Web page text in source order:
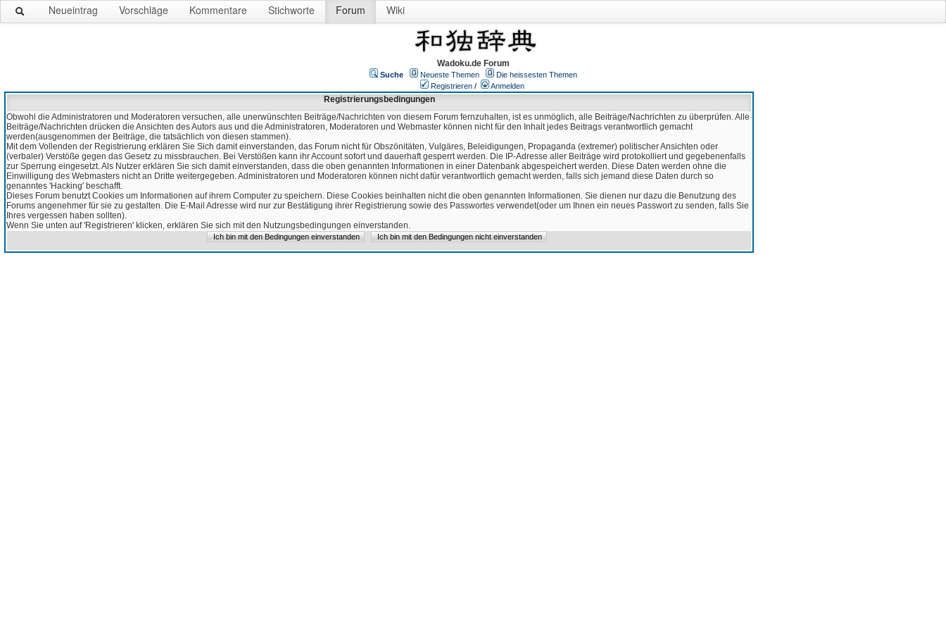
Neueintrag Vorschläge Kommentare Stichworte Forum Wiki
Wadoku.de Forum
Suche Neueste Themen
Die heissesten Themen
Registrieren / Anmelden
Registrierungsbedingungen
Obwohl die Administratoren und Moderatoren versuchen, alle unerwünschten Beiträge/Nachrichten von diesem Forum fernzuhalten, ist es unmöglich, alle Beiträge/Nachrichten zu überprüfen. Alle
Beiträge/Nachrichten drücken die Ansichten des Autors aus und die Administratoren, Moderatoren und Webmaster können nicht für den Inhalt jedes Beitrags verantwortlich gemacht
werden(ausgenommen der Beiträge, die tatsächlich von diesen stammen).
Mit dem Vollenden der Registrierung erklären Sie Sich damit einverstanden, das Forum nicht für Obszönitäten, Vulgäres, Beleidigungen, Propaganda (extremer) politischer Ansichten oder
(verbaler) Verstöße gegen das Gesetz zu missbrauchen. Bei Verstößen kann ihr Account sofort und dauerhaft gesperrt werden. Die IP-Adresse aller Beiträge wird protokolliert und gegebenenfalls
zur Sperrung eingesetzt. Als Nutzer erklären Sie sich damit einverstanden, dass die oben genannten Informationen in einer Datenbank abgespeichert werden. Diese Daten werden ohne die
Einwilligung des Webmasters nicht an Dritte weitergegeben. Administratoren und Moderatoren können nicht dafür verantwortlich gemacht werden, falls sich jemand diese Daten durch so
genanntes 'Hacking' beschafft.
Dieses Forum benutzt Cookies um Informationen auf ihrem Computer zu speichern. Diese Cookies beinhalten nicht die oben genannten Informationen. Sie dienen nur dazu die Benutzung des
Forums angenehmer für sie zu gestalten. Die E-Mail Adresse wird nur zur Bestätigung ihrer Registrierung sowie des Passwortes verwendet(oder um Ihnen ein neues Passwort zu senden, falls Sie
Ihres vergessen haben sollten).
Wenn Sie unten auf 'Registrieren' klicken, erklären Sie sich mit den Nutzungsbedingungen einverstanden.